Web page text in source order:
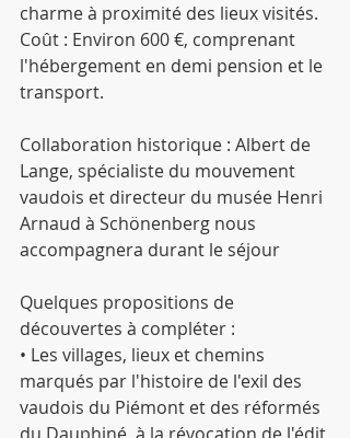
charme à proximité des lieux visités.
Coût : Environ 600 €, comprenant
l'hébergement en demi pension et le
transport.
Collaboration historique : Albert de
Lange, spécialiste du mouvement
vaudois et directeur du musée Henri
Arnaud à Schönenberg nous
accompagnera durant le séjour
Quelques propositions de
découvertes à compléter :
• Les villages, lieux et chemins
marqués par l'histoire de l'exil des
vaudois du Piémont et des réformés